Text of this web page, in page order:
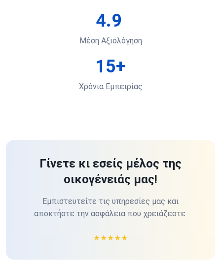
4.9
Μέση Αξιολόγηση
15+
Χρόνια Εμπειρίας
Γίνετε κι εσείς μέλος της
οικογένειάς μας!
Εμπιστευτείτε τις υπηρεσίες μας και
αποκτήστε την ασφάλεια που χρειάζεστε.
★★★★★